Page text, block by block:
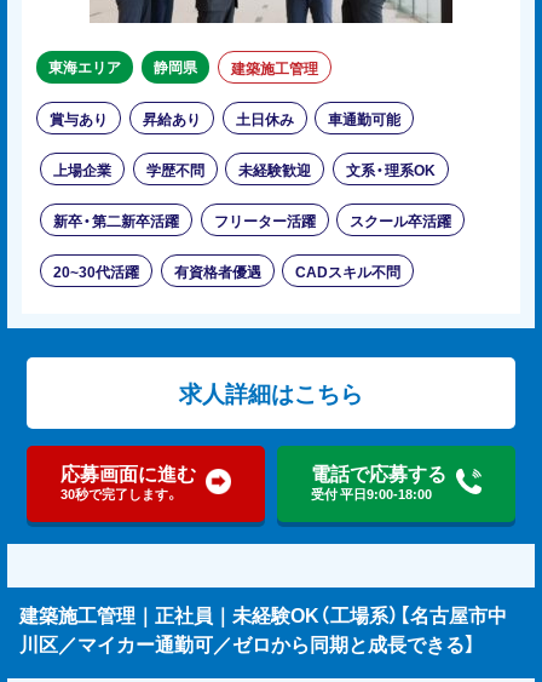
東海エリア 静岡県 建築施工管理
賞与あり 昇給あり 土日休み 車通勤可能
上場企業 学歴不問 未経験歓迎 文系・理系OK
新卒・第二新卒活躍 フリーター活躍 スクール卒活躍
20~30代活躍 有資格者優遇 CADスキル不問
求人詳細はこちら
応募画面に進む
30秒で完了します。
電話で応募する
受付 平日9:00-18:00
建築施工管理｜正社員｜未経験OK（工場系）【名古屋市中
川区／マイカー通勤可／ゼロから同期と成長できる】